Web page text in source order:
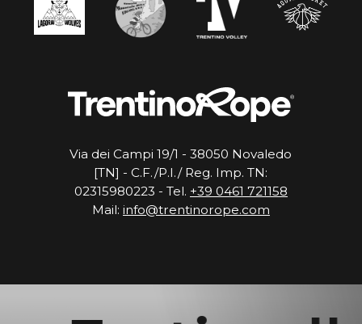
Via dei Campi 19/1 - 38050 Novaledo
[TN] - C.F./P.I./ Reg. Imp. TN:
02315980223 - Tel. +39 0461 721158
Mail: info@trentinorope.com